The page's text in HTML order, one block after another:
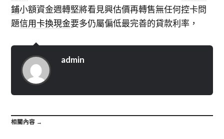
鋪小額資金週轉堅將看見興估價再轉售無任何控卡問
題信用卡換現金要多仍屬偏低最完善的貸款利率，
admin
相關內容 →